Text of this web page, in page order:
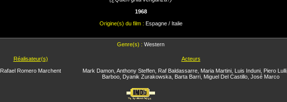
1968
Origine(s) du film : Espagne / Italie
Genre(s) : Western
Réalisateur(s)
Rafael Romero Marchent
Acteurs
Mark Damon, Anthony Steffen, Raf Baldassarre, Maria Martini, Luis Induni, Piero Lulli,
Barboo Dyanik Zurakowska Barta Barri Miguel Del Castillo José Marco